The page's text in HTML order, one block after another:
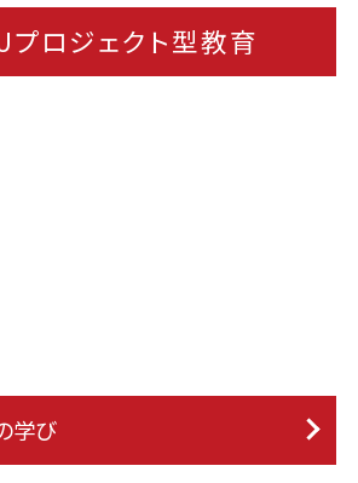
ロジェクト型教育
学び